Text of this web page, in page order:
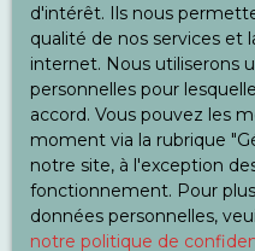
d'intérêt. Ils nous
qualité de nos services et
internet. Nous utiliserons
personnelles pour
accord. Vous pouvez les
moment via la rubrique
notre site, à l'exception
fonctionnement. Pour
données personnelles,
notre politique de